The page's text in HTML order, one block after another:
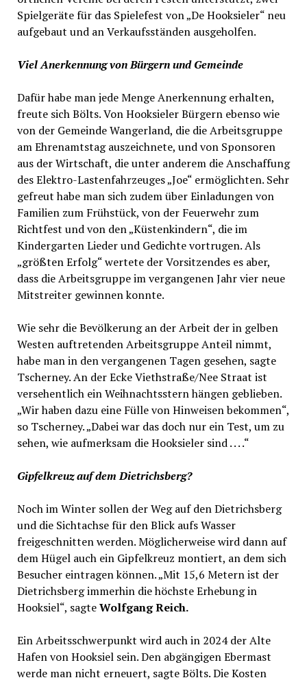
Spielgeräte für das Spielefest von „De Hooksieler“ neu
aufgebaut und an Verkaufsständen ausgeholfen.
Viel Anerkennung von Bürgern und Gemeinde
Dafür habe man jede Menge Anerkennung erhalten,
freute sich Bölts. Von Hooksieler Bürgern ebenso wie
von der Gemeinde Wangerland, die die Arbeitsgruppe
am Ehrenamtstag auszeichnete, und von Sponsoren
aus der Wirtschaft, die unter anderem die Anschaffung
des Elektro-Lastenfahrzeuges „Joe“ ermöglichten. Sehr
gefreut habe man sich zudem über Einladungen von
Familien zum Frühstück, von der Feuerwehr zum
Richtfest und von den „Küstenkindern“, die im
Kindergarten Lieder und Gedichte vortrugen. Als
„größten Erfolg“ wertete der Vorsitzendes es aber,
dass die Arbeitsgruppe im vergangenen Jahr vier neue
Mitstreiter gewinnen konnte.
Wie sehr die Bevölkerung an der Arbeit der in gelben
Westen auftretenden Arbeitsgruppe Anteil nimmt,
habe man in den vergangenen Tagen gesehen, sagte
Tscherney. An der Ecke Viethstraße/Nee Straat ist
versehentlich ein Weihnachtsstern hängen geblieben.
„Wir haben dazu eine Fülle von Hinweisen bekommen“,
so Tscherney. „Dabei war das doch nur ein Test, um zu
sehen, wie aufmerksam die Hooksieler sind . . . .“
Gipfelkreuz auf dem Dietrichsberg?
Noch im Winter sollen der Weg auf den Dietrichsberg
und die Sichtachse für den Blick aufs Wasser
freigeschnitten werden. Möglicherweise wird dann auf
dem Hügel auch ein Gipfelkreuz montiert, an dem sich
Besucher eintragen können. „Mit 15,6 Metern ist der
Dietrichsberg immerhin die höchste Erhebung in
Hooksiel“, sagteWolfgang Reich.
Ein Arbeitsschwerpunkt wird auch in 2024 der Alte
Hafen von Hooksiel sein. Den abgängigen Ebermast
werde man nicht erneuert, sagte Bölts. Die Kosten